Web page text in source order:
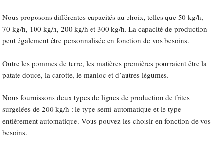
Nous proposons différentes capacités au choix, telles que 50 kg/h,
70 kg/h, 100 kg/h, 200 kg/h et 300 kg/h. La capacité de production
peut également être personnalisée en fonction de vos besoins.
Outre les pommes de terre, les matières premières pourraient être la
patate douce, la carotte, le manioc et d’autres légumes.
Nous fournissons deux types de lignes de production de frites
surgelées de 200 kg/h : le type semi-automatique et le type
entièrement automatique. Vous pouvez les choisir en fonction de vos
besoins.